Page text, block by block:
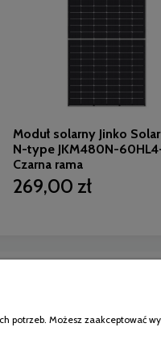
Moduł solarny Jinko
N-type JKM480N-
Czarna rama
269,00 zł
Możesz zaakceptować